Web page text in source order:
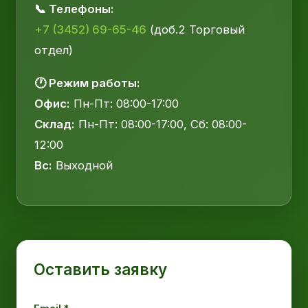
📞 Телефоны:
+7 (3452) 69-65-46 (доб.2 Торговый
отдел)
🕐 Режим работы:
Офис: Пн-Пт: 08:00-17:00
Склад: Пн-Пт: 08:00-17:00, Сб: 08:00-
12:00
Вс: Выходной
Оставить заявку